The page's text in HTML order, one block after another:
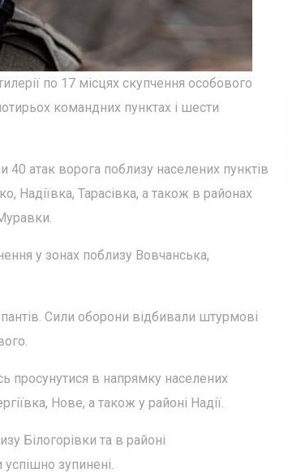
по 17 місцях скупчення особового
командних пунктах і шести
атак ворога поблизу населених пунктів
Надіївка, Тарасівка, а також в районах
у зонах поблизу Вовчанська,
Сили оборони відбивали штурмові
просунутися в напрямку населених
Нове, а також у районі Надії.
Білогорівки та в районі
зупинені.